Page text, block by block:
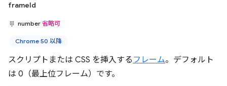
frameId
number 省略可
Chrome 50 以降
スクリプトまたは CSS を挿入する フレーム。デフォルト
は 0（最上位フレーム）です。